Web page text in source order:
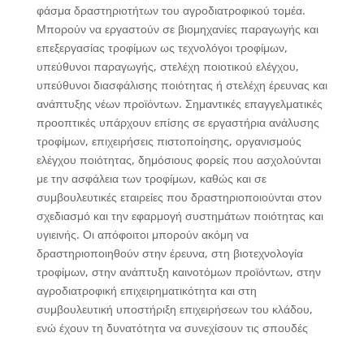
φάσμα δραστηριοτήτων του αγροδιατροφικού τομέα.
Μπορούν να εργαστούν σε βιομηχανίες παραγωγής και
επεξεργασίας τροφίμων ως τεχνολόγοι τροφίμων,
υπεύθυνοι παραγωγής, στελέχη ποιοτικού ελέγχου,
υπεύθυνοι διασφάλισης ποιότητας ή στελέχη έρευνας και
ανάπτυξης νέων προϊόντων. Σημαντικές επαγγελματικές
προοπτικές υπάρχουν επίσης σε εργαστήρια ανάλυσης
τροφίμων, επιχειρήσεις πιστοποίησης, οργανισμούς
ελέγχου ποιότητας, δημόσιους φορείς που ασχολούνται
με την ασφάλεια των τροφίμων, καθώς και σε
συμβουλευτικές εταιρείες που δραστηριοποιούνται στον
σχεδιασμό και την εφαρμογή συστημάτων ποιότητας και
υγιεινής. Οι απόφοιτοι μπορούν ακόμη να
δραστηριοποιηθούν στην έρευνα, στη βιοτεχνολογία
τροφίμων, στην ανάπτυξη καινοτόμων προϊόντων, στην
αγροδιατροφική επιχειρηματικότητα και στη
συμβουλευτική υποστήριξη επιχειρήσεων του κλάδου,
ενώ έχουν τη δυνατότητα να συνεχίσουν τις σπουδές